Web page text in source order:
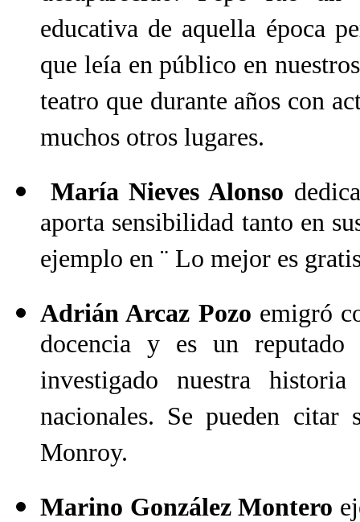
educativa de aquella época
que leía en público en
teatro que durante años con
muchos otros lugares.
María Nieves Alonso
aporta sensibilidad tanto en
ejemplo en ¨ Lo mejor es
Adrián Arcaz Pozo emigró
docencia y es un reputado
investigado nuestra
nacionales. Se pueden
Monroy.
Marino González Montero